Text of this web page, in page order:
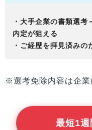
・大手企業の書類選
内定が狙える
・ご経歴を拝見済み
※選考免除内容は企業
最短1週